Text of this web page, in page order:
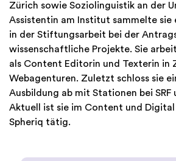
Zürich sowie Soziolinguistik an der
Assistentin am Institut sammelte sie
in der Stiftungsarbeit bei der
wissenschaftliche Projekte. Sie
als Content Editorin und Texterin in
Webagenturen. Zuletzt schloss sie
Ausbildung ab mit Stationen bei SRF
Aktuell ist sie im Content und
Spheriq tätig.